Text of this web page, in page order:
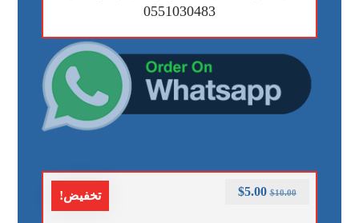
0551030483
تخفيض! $10.00
$5.00